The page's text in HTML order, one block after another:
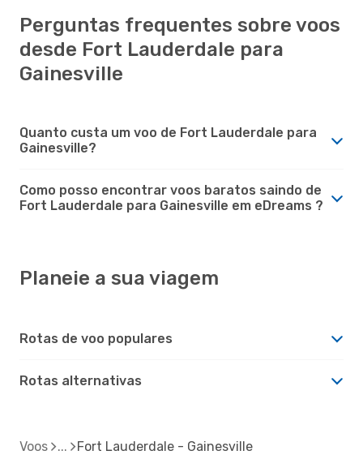
Perguntas frequentes sobre voos
desde Fort Lauderdale para
Gainesville
Quanto custa um voo de Fort Lauderdale para
Gainesville?
Como posso encontrar voos baratos saindo de
Fort Lauderdale para Gainesville em eDreams ?
Planeie a sua viagem
Rotas de voo populares
Rotas alternativas
Voos Fort Lauderdale - Gainesville